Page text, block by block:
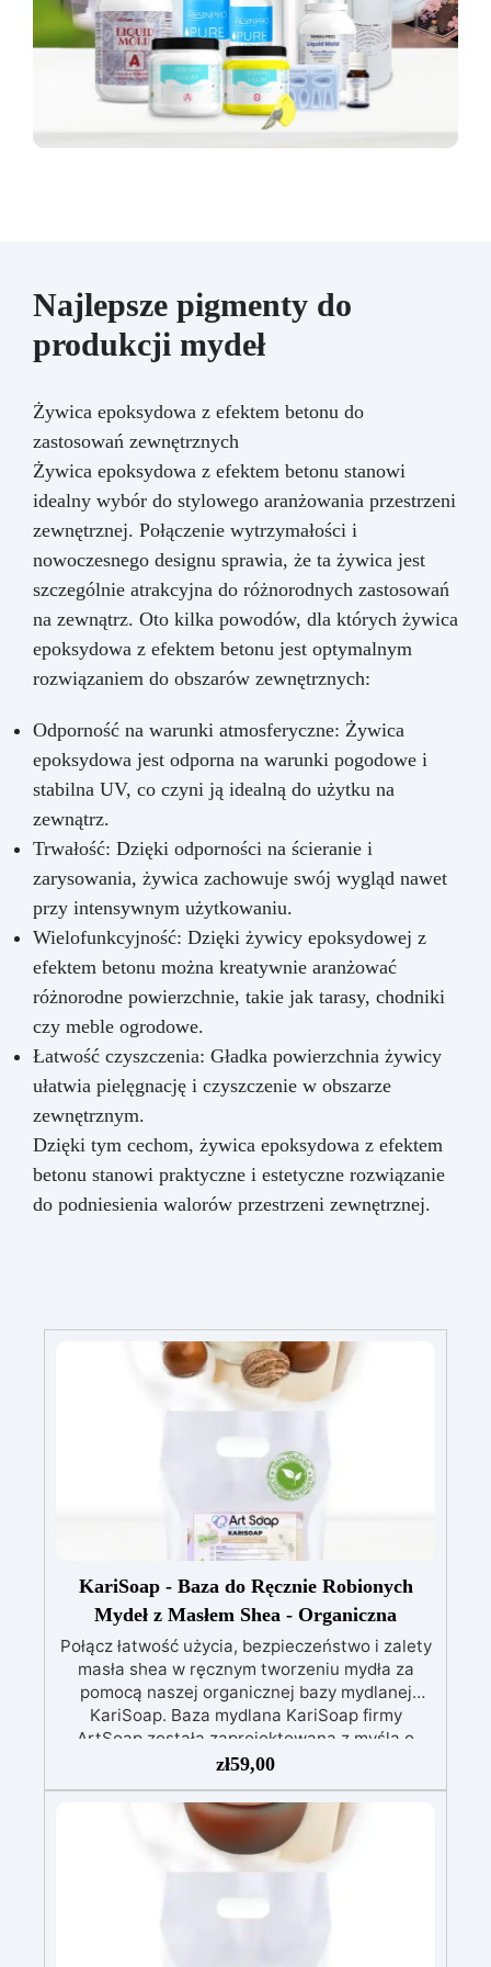
Najlepsze pigmenty do
produkcji mydeł
Żywica epoksydowa z efektem betonu do
zastosowań zewnętrznych
Żywica epoksydowa z efektem betonu stanowi
idealny wybór do stylowego aranżowania przestrzeni
zewnętrznej. Połączenie wytrzymałości i
nowoczesnego designu sprawia, że ta żywica jest
szczególnie atrakcyjna do różnorodnych zastosowań
na zewnątrz. Oto kilka powodów, dla których żywica
epoksydowa z efektem betonu jest optymalnym
rozwiązaniem do obszarów zewnętrznych:
Odporność na warunki atmosferyczne: Żywica
epoksydowa jest odporna na warunki pogodowe i
stabilna UV, co czyni ją idealną do użytku na
zewnątrz.
Trwałość: Dzięki odporności na ścieranie i
zarysowania, żywica zachowuje swój wygląd nawet
przy intensywnym użytkowaniu.
Wielofunkcyjność: Dzięki żywicy epoksydowej z
efektem betonu można kreatywnie aranżować
różnorodne powierzchnie, takie jak tarasy, chodniki
czy meble ogrodowe.
Łatwość czyszczenia: Gładka powierzchnia żywicy
ułatwia pielęgnację i czyszczenie w obszarze
zewnętrznym.
Dzięki tym cechom, żywica epoksydowa z efektem
betonu stanowi praktyczne i estetyczne rozwiązanie
do podniesienia walorów przestrzeni zewnętrznej.
KariSoap - Baza do Ręcznie Robionych
Mydeł z Masłem Shea - Organiczna
Połącz łatwość użycia, bezpieczeństwo i zalety
masła shea w ręcznym tworzeniu mydła za
pomocą naszej organicznej bazy mydlanej
KariSoap. Baza mydlana KariSoap firmy
ArtSoap została zaprojektowana z myślą o
łatwości użycia, bezpieczeństwie i korzyściach
masła shea. Wystarczy podgrzać ją w kąpieli
wodnej, nawet w mikrofalówce, dodać ulubiony
kolor przy użyciu barwników ColorSoap i
wybrany zapach, wlać do formy i pozostawić do
ostygnięcia. KariSoap to idealne rozwiązanie do
tworzenia unikalnych i spersonalizowanych
mydeł, które przetrwają przez długi czas.
zł59,00